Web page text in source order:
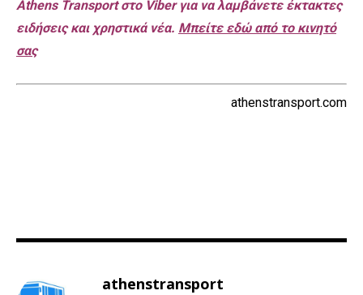
Athens Transport στο Viber για να λαμβάνετε έκτακτες
ειδήσεις και χρηστικά νέα. Μπείτε εδώ από το κινητό
σας
athenstransport.com
athenstransport